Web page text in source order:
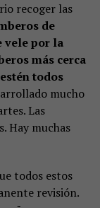
recoger las
de
vele por la
más cerca
todos
mucho
Las
Hay muchas
todos estos
revisión.